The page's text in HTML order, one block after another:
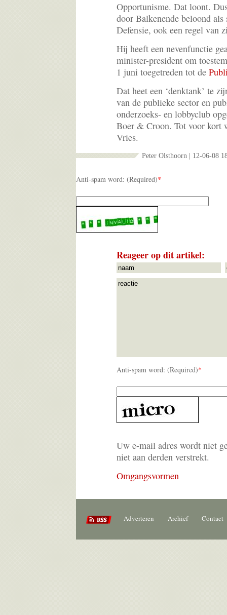
Opportunisme. Dat loont.
door Balkenende beloond als
Defensie, ook een regel van
Hij heeft een nevenfunctie
minister-president om
1 juni toegetreden tot de
Dat heet een ‘denktank’ te
van de publieke sector en
onderzoeks- en lobbyclub
Boer & Croon. Tot voor kort
Vries.
Peter Olsthoorn | 12-06-08
Anti-spam word: (Required)*
Reageer op dit artikel:
Anti-spam word: (Required)*
Uw e-mail adres wordt niet
niet aan derden verstrekt.
Omgangsvormen
Adverteren Archief Contact